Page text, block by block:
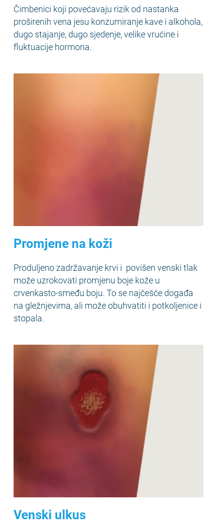
Čimbenici koji povećavaju rizik od nastanka
proširenih vena jesu konzumiranje kave i alkohola,
dugo stajanje, dugo sjedenje, velike vrućine i
fluktuacije hormona.
Promjene na koži
Produljeno zadržavanje krvi i povišen venski tlak
može uzrokovati promjenu boje kože u
crvenkasto-smeđu boju. To se najčešće događa
na gležnjevima, ali može obuhvatiti i potkoljenice i
stopala.
Venski ulkus